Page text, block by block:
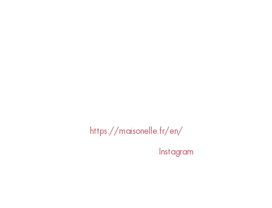
https://maisonelle.fr/en/
Instagram